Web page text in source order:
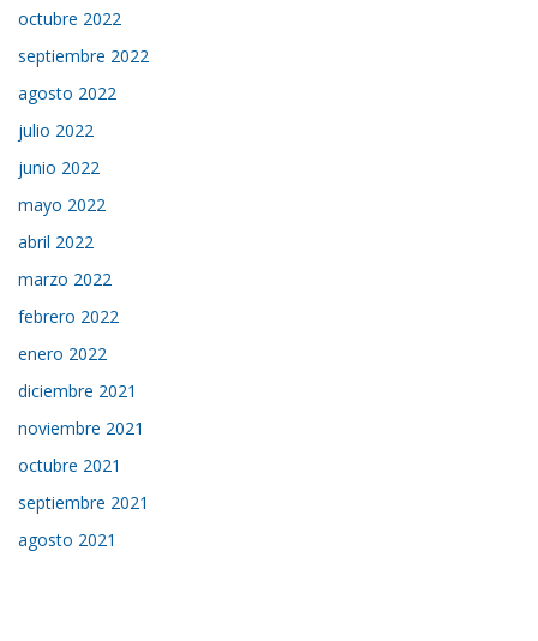
octubre 2022
septiembre 2022
agosto 2022
julio 2022
junio 2022
mayo 2022
abril 2022
marzo 2022
febrero 2022
enero 2022
diciembre 2021
noviembre 2021
octubre 2021
septiembre 2021
agosto 2021